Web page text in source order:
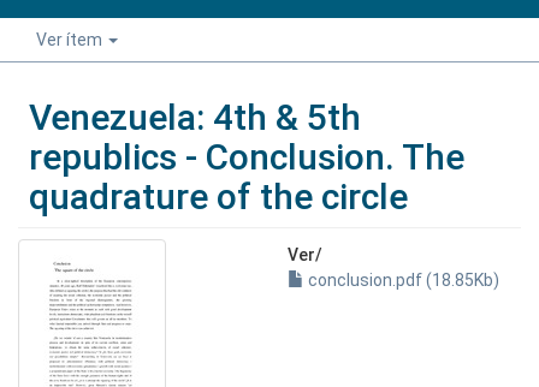
Ver ítem
Venezuela: 4th & 5th
republics - Conclusion. The
quadrature of the circle
Ver/
conclusion.pdf (18.85Kb)